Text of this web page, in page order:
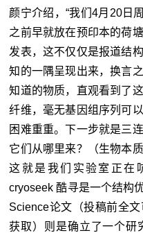
颜宁介绍，“我们4月20日
之前早就放在预印本的荷
发表，这不仅仅是报道结
知的一隅呈现出来，换言
知道的物质，直观看到了
纤维，毫无基因组序列可
困难重重。下一步就是三
它们从哪里来？（生物本
这就是我们实验室正在
cryoseek 酷寻是一个结构
Science论文（投稿前全
获取）则是确立了一个研